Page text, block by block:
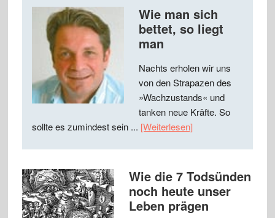
Wie man sich
bettet, so liegt
man
Nachts erholen wir uns
von den Strapazen des
»Wachzustands« und
tanken neue Kräfte. So
sollte es zumindest sein ... [Weiterlesen]
Wie die 7 Todsünden
noch heute unser
Leben prägen